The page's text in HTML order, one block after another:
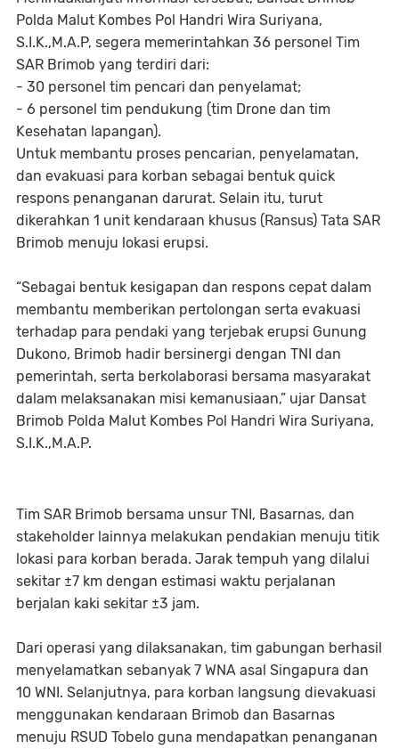
Polda Malut Kombes Pol Handri Wira Suriyana,
S.I.K.,M.A.P, segera memerintahkan 36 personel Tim
SAR Brimob yang terdiri dari:
- 30 personel tim pencari dan penyelamat;
- 6 personel tim pendukung (tim Drone dan tim
Kesehatan lapangan).
Untuk membantu proses pencarian, penyelamatan,
dan evakuasi para korban sebagai bentuk quick
respons penanganan darurat. Selain itu, turut
dikerahkan 1 unit kendaraan khusus (Ransus) Tata SAR
Brimob menuju lokasi erupsi.
“Sebagai bentuk kesigapan dan respons cepat dalam
membantu memberikan pertolongan serta evakuasi
terhadap para pendaki yang terjebak erupsi Gunung
Dukono, Brimob hadir bersinergi dengan TNI dan
pemerintah, serta berkolaborasi bersama masyarakat
dalam melaksanakan misi kemanusiaan,” ujar Dansat
Brimob Polda Malut Kombes Pol Handri Wira Suriyana,
S.I.K.,M.A.P.
Tim SAR Brimob bersama unsur TNI, Basarnas, dan
stakeholder lainnya melakukan pendakian menuju titik
lokasi para korban berada. Jarak tempuh yang dilalui
sekitar ±7 km dengan estimasi waktu perjalanan
berjalan kaki sekitar ±3 jam.
Dari operasi yang dilaksanakan, tim gabungan berhasil
menyelamatkan sebanyak 7 WNA asal Singapura dan
10 WNI. Selanjutnya, para korban langsung dievakuasi
menggunakan kendaraan Brimob dan Basarnas
menuju RSUD Tobelo guna mendapatkan penanganan